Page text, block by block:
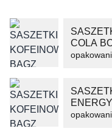
Wyrażam zgodę na
zgodnie z przepisami
przez formularz
COLA